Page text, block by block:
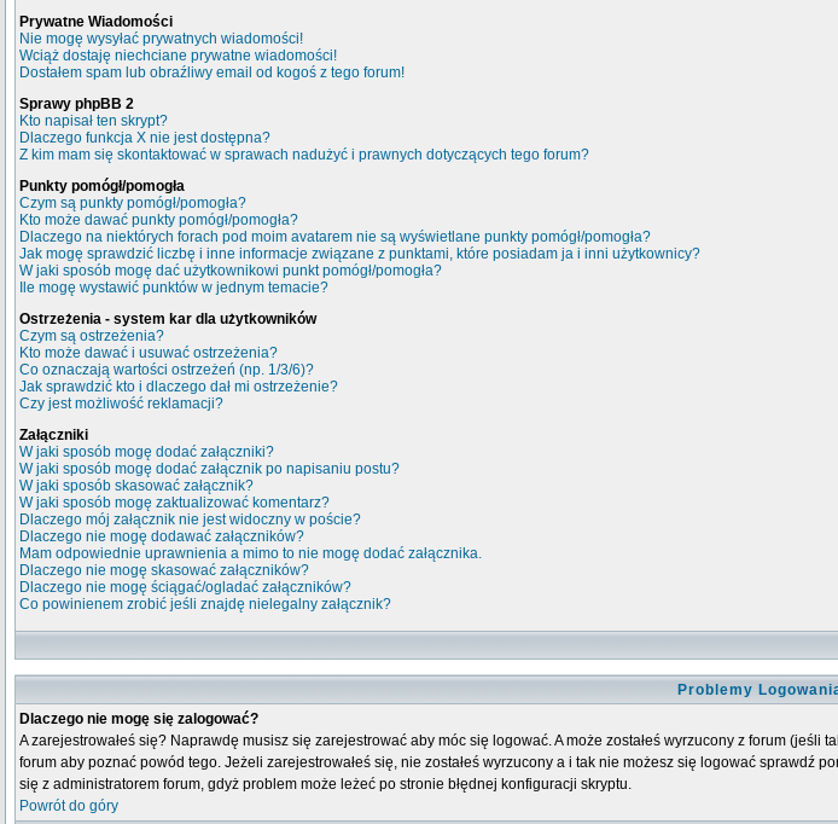
Prywatne Wiadomości
Nie mogę wysyłać prywatnych wiadomości!
Wciąż dostaję niechciane prywatne wiadomości!
Dostałem spam lub obraźliwy email od kogoś z tego forum!
Sprawy phpBB 2
Kto napisał ten skrypt?
Dlaczego funkcja X nie jest dostępna?
Z kim mam się skontaktować w sprawach nadużyć i prawnych dotyczących tego forum?
Punkty pomógł/pomogła
Czym są punkty pomógł/pomogła?
Kto może dawać punkty pomógł/pomogła?
Dlaczego na niektórych forach pod moim avatarem nie są wyświetlane punkty pomógł/pomogła?
Jak mogę sprawdzić liczbę i inne informacje związane z punktami, które posiadam ja i inni użytkownicy?
W jaki sposób mogę dać użytkownikowi punkt pomógł/pomogła?
Ile mogę wystawić punktów w jednym temacie?
Ostrzeżenia - system kar dla użytkowników
Czym są ostrzeżenia?
Kto może dawać i usuwać ostrzeżenia?
Co oznaczają wartości ostrzeżeń (np. 1/3/6)?
Jak sprawdzić kto i dlaczego dał mi ostrzeżenie?
Czy jest możliwość reklamacji?
Załączniki
W jaki sposób mogę dodać załączniki?
W jaki sposób mogę dodać załącznik po napisaniu postu?
W jaki sposób skasować załącznik?
W jaki sposób mogę zaktualizować komentarz?
Dlaczego mój załącznik nie jest widoczny w poście?
Dlaczego nie mogę dodawać załączników?
Mam odpowiednie uprawnienia a mimo to nie mogę dodać załącznika.
Dlaczego nie mogę skasować załączników?
Dlaczego nie mogę ściągać/ogladać załączników?
Co powinienem zrobić jeśli znajdę nielegalny załącznik?
Problemy
Dlaczego nie mogę się zalogować?
A zarejestrowałeś się? Naprawdę musisz się zarejestrować aby móc się logować. A może zostałeś wyrzucony z forum
forum aby poznać powód tego. Jeżeli zarejestrowałeś się, nie zostałeś wyrzucony a i tak nie możesz się logować sprawdź
się z administratorem forum, gdyż problem może leżeć po stronie błędnej konfiguracji skryptu.
Powrót do góry